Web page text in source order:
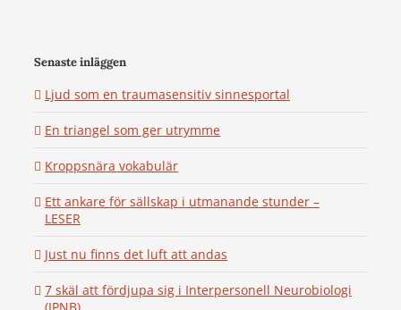
Senaste inläggen
Ljud som en traumasensitiv sinnesportal
En triangel som ger utrymme
Kroppsnära vokabulär
Ett ankare för sällskap i utmanande stunder –
LESER
Just nu finns det luft att andas
7 skäl att fördjupa sig i Interpersonell Neurobiologi